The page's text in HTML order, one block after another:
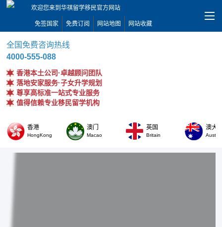
欢迎您来到华祺留学移民官方网站
免签国家 免费订阅 网站地图 网站收藏
全国免费咨询热线
4000-555-088
香港本土公司·卓越顾问团队
落地安家服务·子女升学规划
尊享高标准一站式专业服务
值得信赖专业移民留学机构
香港
HongKong
澳门
Macao
英国
Britain
澳大